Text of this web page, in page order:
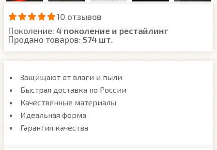
10 отзывов
Поколение: 4 поколение и рестайлинг
Продано товаров: 574 шт.
Защищают от влаги и пыли
Быстрая доставка по России
Качественные материалы
Идеальная форма
Гарантия качества